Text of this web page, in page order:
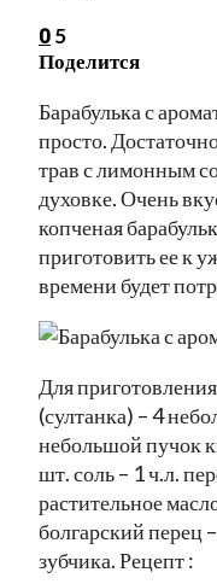
0 5
Поделится
Барабулька с
просто.
трав с лимонным
духовке. Очень
копченая
приготовить ее к
времени будет
Для
(султанка) – 4
небольшой пучок
шт. соль – 1 ч.л.
растительное
болгарский перец
зубчика. Рецепт :